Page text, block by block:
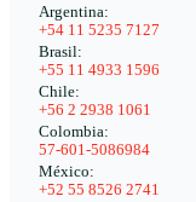
Argentina:
+54 11 5235 7127
Brasil:
+55 11 4933 1596
Chile:
+56 2 2938 1061
Colombia:
57-601-5086984
México:
+52 55 8526 2741